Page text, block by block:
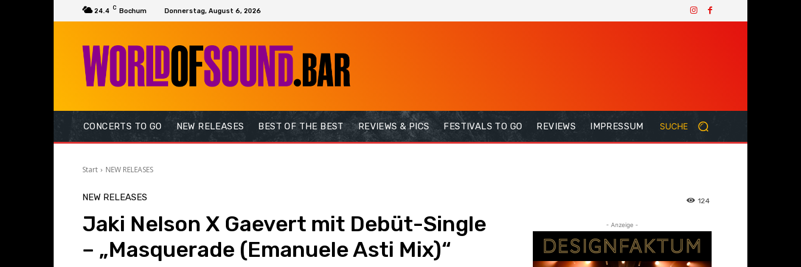
24.4 C Bochum Donnerstag, August 6, 2026
CONCERTS TO GO NEW RELEASES BEST OF THE BEST REVIEWS & PICS FESTIVALS TO GO REVIEWS IMPRESSUM SUCHE
Start NEW RELEASES
NEW RELEASES
Jaki Nelson X Gaevert mit Debüt-Single
– „Masquerade (Emanuele Asti Mix)“
124
- Anzeige -